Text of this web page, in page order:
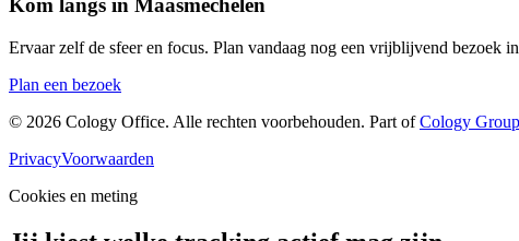
Kom langs in Maasmechelen
Ervaar zelf de sfeer en focus. Plan vandaag nog een vrijblijvend bezoek
Plan een bezoek
© 2026 Cology Office. Alle rechten voorbehouden. Part of Cology Group
PrivacyVoorwaarden
Cookies en meting